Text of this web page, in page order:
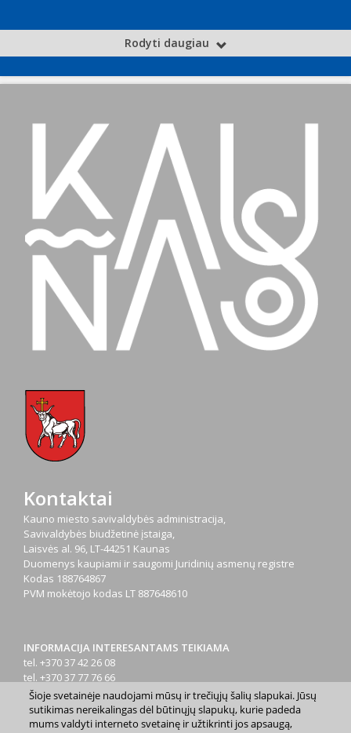
Rodyti daugiau
Kontaktai
Kauno miesto savivaldybės administracija,
Savivaldybės biudžetinė įstaiga,
Laisvės al. 96, LT-44251 Kaunas
Duomenys kaupiami ir saugomi Juridinių asmenų registre
Kodas 188764867
PVM mokėtojo kodas LT 887648610
INFORMACIJA INTERESANTAMS TEIKIAMA
tel. +370 37 42 26 08
tel. +370 37 77 76 66
tel. +370 660 07000
el. p.info@kaunas.lt
Šioje svetainėje naudojami mūsų ir trečiųjų šalių slapukai. Jūsų
sutikimas nereikalingas dėl būtinųjų slapukų, kurie padeda
mums valdyti interneto svetainę ir užtikrinti jos apsaugą,